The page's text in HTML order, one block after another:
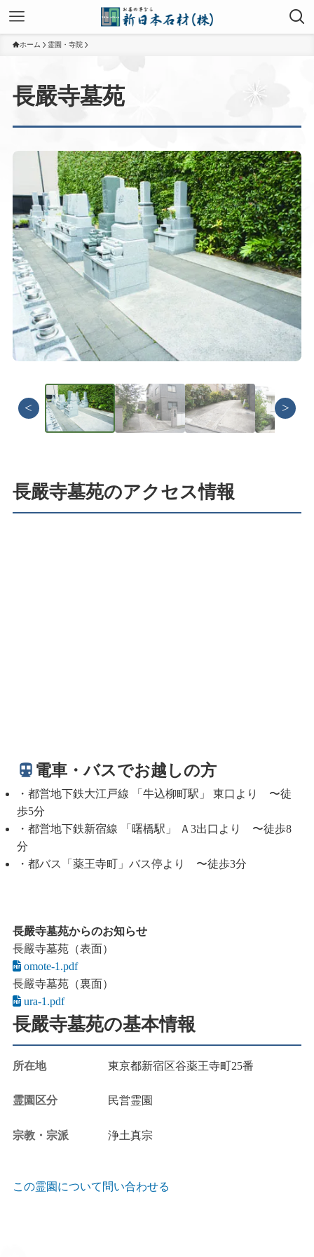
ホーム 霊園・寺院
長嚴寺墓苑
< >
長嚴寺墓苑のアクセス情報
電車・バスでお越しの方
・都営地下鉄大江戸線 「牛込柳町駅」 東口より 〜徒
歩5分
・都営地下鉄新宿線 「曙橋駅」 Ａ3出口より 〜徒歩8
分
・都バス「薬王寺町」バス停より 〜徒歩3分
長嚴寺墓苑からのお知らせ
長嚴寺墓苑（表面）
omote-1.pdf
長嚴寺墓苑（裏面）
ura-1.pdf
長嚴寺墓苑の基本情報
所在地 東京都新宿区谷薬王寺町25番
霊園区分 民営霊園
宗教・宗派 浄土真宗
この霊園について問い合わせる